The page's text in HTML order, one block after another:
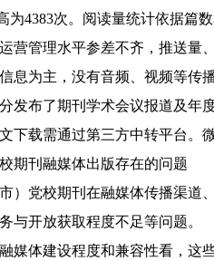
为4383次。阅读量统计依据篇
营管理水平参差不齐，推送量
息为主，没有音频、视频等传
发布了期刊学术会议报道及年
下载需通过第三方中转平台。
期刊融媒体出版存在的问题
）党校期刊在融媒体传播渠道
与开放获取程度不足等问题。
媒体建设程度和兼容性看，这